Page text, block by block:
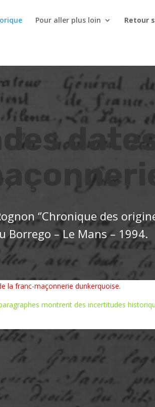
Pour aller plus loin Retour
‘’Chronique des
Borrego – Le Mans – 1994.
la franc-maçonnerie dunkerquoise.
montrent des incertitudes